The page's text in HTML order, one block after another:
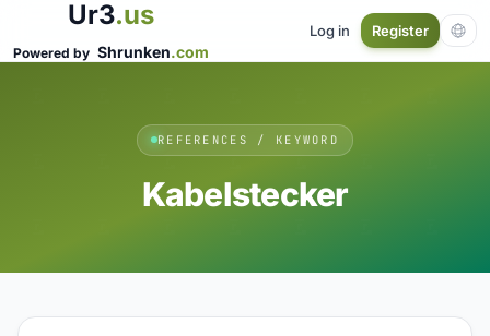
Ur3.us
Powered by Shrunken.com
Log in Register
REFERENCES / KEYWORD
Kabelstecker